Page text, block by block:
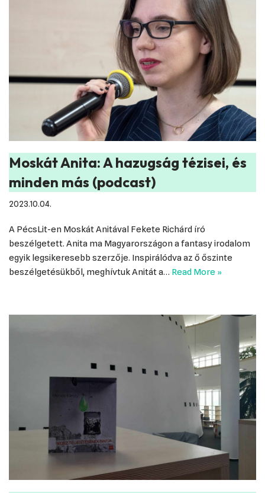
Moskát Anita: A hazugság tézisei, és
minden más (podcast)
2023.10.04.
A PécsLit-en Moskát Anitával Fekete Richárd író
beszélgetett. Anita ma Magyarországon a fantasy irodalom
egyik legsikeresebb szerzője. Inspirálódva az ő őszinte
beszélgetésükből, meghívtuk Anitát a… Read More »